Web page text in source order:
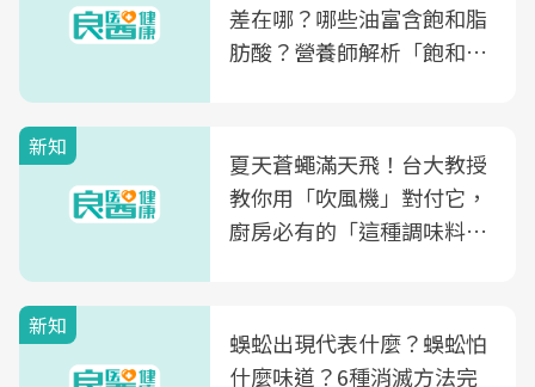
差在哪？哪些油富含飽和脂
肪酸？營養師解析「飽和脂
新知
夏天蒼蠅滿天飛！台大教授
教你用「吹風機」對付它，
廚房必有的「這種調味料」
新知
蜈蚣出現代表什麼？蜈蚣怕
什麼味道？6種消滅方法完